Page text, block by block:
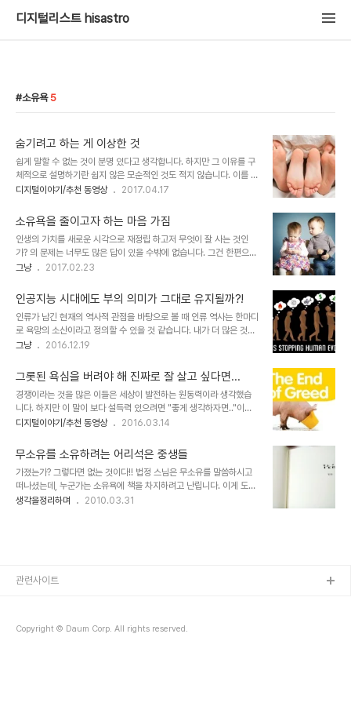
디지털리스트 hisastro
소유욕 5
숨기려고 하는 게 이상한 것
쉽게 말할 수 없는 것이 분명 있다고 생각합니다. 하지만 그 이유를 구
체적으로 설명하기란 쉽지 않은 모순적인 것도 적지 않습니다. 이를 테
면 개인정보를 보호해야만 한다는 것은 동의하면서 비밀주의가 세상
그중 하나입니다. 적잖은 나이가 되었음에도 이를 확실하게 생각하게
된 건 그리 오래되지 않았습니다. 생각해보면 이것도 참 이상한 일이
아닐 수 없습니다. 내가 잘못된 건지 세상이 잘못된 건지... 아주 특별
한 일부를 제외하고 나면 이 세상 그 누구도 그렇지 않은 이가 없음이
분명한데 누구도 쉽게 말하려 하지 않는 건 정말 이상한 일이었습니다.
하는 이는 마치 비정상으로 ..
디지털이야기/추천 동영상 2017.04.17
소유욕을 줄이고자 하는 마음 가짐
인생의 가치를 새로운 시각으로 재정립 하고저 무엇이 잘 사는 것인
가? 의 문제는 너무도 많은 답이 있을 수밖에 없습니다. 그건 한편으로
무한대와도 같아서 그 질문에 대한 답으로 달리 표현하자면 답이 없는
문을 인식한 저에게도 제시할 답이 한 가지 있습니다. 보다 솔직히 말
하자면 부끄럽게도 이전에 가졌던 답은 "모른다"와 "알 수 없다" 또는
"그게 뭔지 알고 싶다" 고 하는 자평으로도 우매한 답밖에는 없었습니
다. 지금 말하려고 하는 건 그래서 과거의 그러한 생각과 달리 앞으로
하고자 하는 "그래야 한다고 하는" 혹은 "그랬으면 하는" 그 답에 대한
류 모두가 착각함으..
그냥 2017.02.23
인공지능 시대에도 부의 의미가 그대로 유지될까?!
인류가 남긴 현재의 역사적 관점을 바탕으로 볼 때 인류 역사는 한마디
로 욕망의 소산이라고 정의할 수 있을 것 같습니다. 내가 더 많은 것을
갖기 위해 수단과 방법을 가리지 않고 싸우고 쟁취했다는 점에서 그렇
린내 나는 살육의 현장이었을 겁니다. 돌려 생각하면 "내가 더 많은 것
을 갖기 위해 수단과 방법을 가리지 않는다"는 고도의 전략(?) 속에 내
가 소유한(사람까지도) 모든 것을 동원하여 적이 소유한 것까지 내 것
으로 만들겠다는 것과 같다고 할 수 있습니다. 이는 결국 내 편이나 저
편이나 피해를 보는 건 다르지 않다는 것을 뜻합니다. 현재에 와서도
지 않다고 봅니다. 내가..
그냥 2016.12.19
그롯된 욕심을 버려야 해 진짜로 잘 살고 싶다면...
경쟁이라는 것을 많은 이들은 세상이 발전하는 원동력이라 생각했습
니다. 하지만 이 말이 보다 설득력 있으려면 "좋게 생각하자면.."이란
단서가 붙어야 맞습니다. 경쟁도 경쟁 나름이니까요. 더우기 북유럽 복
들었다는 건 결론이라 단정지어도 어색하지 않아 보입니다. 경쟁 해야
만 발전하는 건 아니다!!! 크게 보면 경쟁이란 욕심의 다른 말이기도 합
니다. 보고 듣고 배운 것이 이를 기초로 하는 까닭에 추궁하듯 무섭게
따져 묻는다면 그저 웃을 수 밖에 없지만, 그간 살아온 경험으로도 그
릇된 욕심으로 좋았던 건 대부분 그나마도 순간에 불과했다고 기억됩
디지털이야기/추천 동영상 2016.03.14
무소유를 소유하려는 어리석은 중생들
가졌는가? 그렇다면 없는 것이다!! 법정 스님은 무소유를 말씀하시고
떠나셨는데, 누군가는 소유욕에 책을 차지하려고 난립니다. 이게 도대
체 무슨 까닭이고, 조화일까요... ▲ 법정 스님 저서의 무소유가 의미
가 결부된 욕심은 아닌지 의문스럽습니다. ▲ 법정 스님 저서의 무소
생각을정리하며 2010.03.31
Copyright © Daum Corp. All rights reserved.
관련사이트